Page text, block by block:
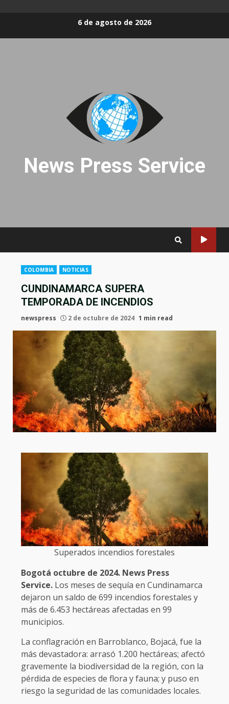
6 de agosto de 2026
News Press Service
COLOMBIA NOTICIAS
CUNDINAMARCA SUPERA
TEMPORADA DE INCENDIOS
newspress 2 de octubre de 2024 1 min read
Superados incendios forestales
Bogotá octubre de 2024. News Press
Service. Los meses de sequía en Cundinamarca
dejaron un saldo de 699 incendios forestales y
más de 6.453 hectáreas afectadas en 99
municipios.
La conflagración en Barroblanco, Bojacá, fue la
más devastadora: arrasó 1.200 hectáreas; afectó
gravemente la biodiversidad de la región, con la
pérdida de especies de flora y fauna; y puso en
riesgo la seguridad de las comunidades locales.